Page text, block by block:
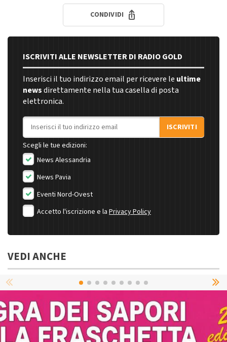
CONDIVIDI
ISCRIVITI ALLE NEWSLETTER DI RADIO GOLD
Inserisci il tuo indirizzo email per ricevere le ultime
newsdirettamente nella tua casella di posta
elettronica.
Indirizzo email
ISCRIVITI
Scegli le tue edizioni:
News Alessandria
News Pavia
Eventi Nord-Ovest
Accetto l'iscrizione e la Privacy Policy
VEDI ANCHE